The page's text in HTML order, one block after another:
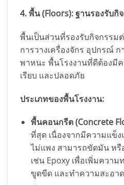
4. พื้น (Floors): ฐานรองรับกิ
พื้นเป็นส่วนที่รองรับกิจกรรม
การวางเครื่องจักร อุปกรณ์
พาหนะ พื้นโรงงานที่ดีต้องมี
เรียบ และปลอดภัย
ประเภทของพื้นโรงงาน:
พื้นคอนกรีต (Concrete
ที่สุด เนื่องจากมีความแข็
ไม่แพง สามารถขัดมัน หรื
เช่น Epoxy เพื่อเพิ่มควา
ขูดขีด และทำความสะอา